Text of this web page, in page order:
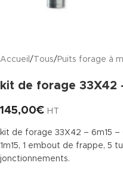
Accueil / Tous/ Puits forage à
kit de forage 33X42
145,00€ HT
kit de forage 33X42 – 6m15
1m15, 1 embout de frappe, 5
jonctionnements.